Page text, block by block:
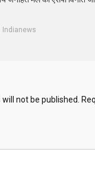
Indianews
not be published.